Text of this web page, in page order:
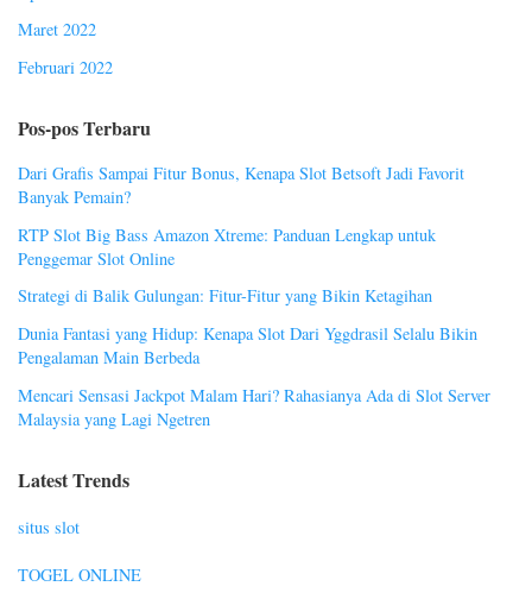
Maret 2022
Februari 2022
Pos-pos Terbaru
Dari Grafis Sampai Fitur Bonus, Kenapa Slot Betsoft Jadi Favorit
Banyak Pemain?
RTP Slot Big Bass Amazon Xtreme: Panduan Lengkap untuk
Penggemar Slot Online
Strategi di Balik Gulungan: Fitur-Fitur yang Bikin Ketagihan
Dunia Fantasi yang Hidup: Kenapa Slot Dari Yggdrasil Selalu Bikin
Pengalaman Main Berbeda
Mencari Sensasi Jackpot Malam Hari? Rahasianya Ada di Slot Server
Malaysia yang Lagi Ngetren
Latest Trends
situs slot
TOGEL ONLINE